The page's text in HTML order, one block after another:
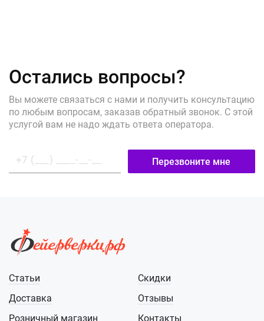
Остались вопросы?
Вы можете связаться с нами и получить консультацию
по любым вопросам, заказав обратный звонок. С этой
услугой вам не надо ждать ответа оператора.
Перезвоните мне
Статьи
Доставка
Розничный магазин
Скидки
Отзывы
Контакты